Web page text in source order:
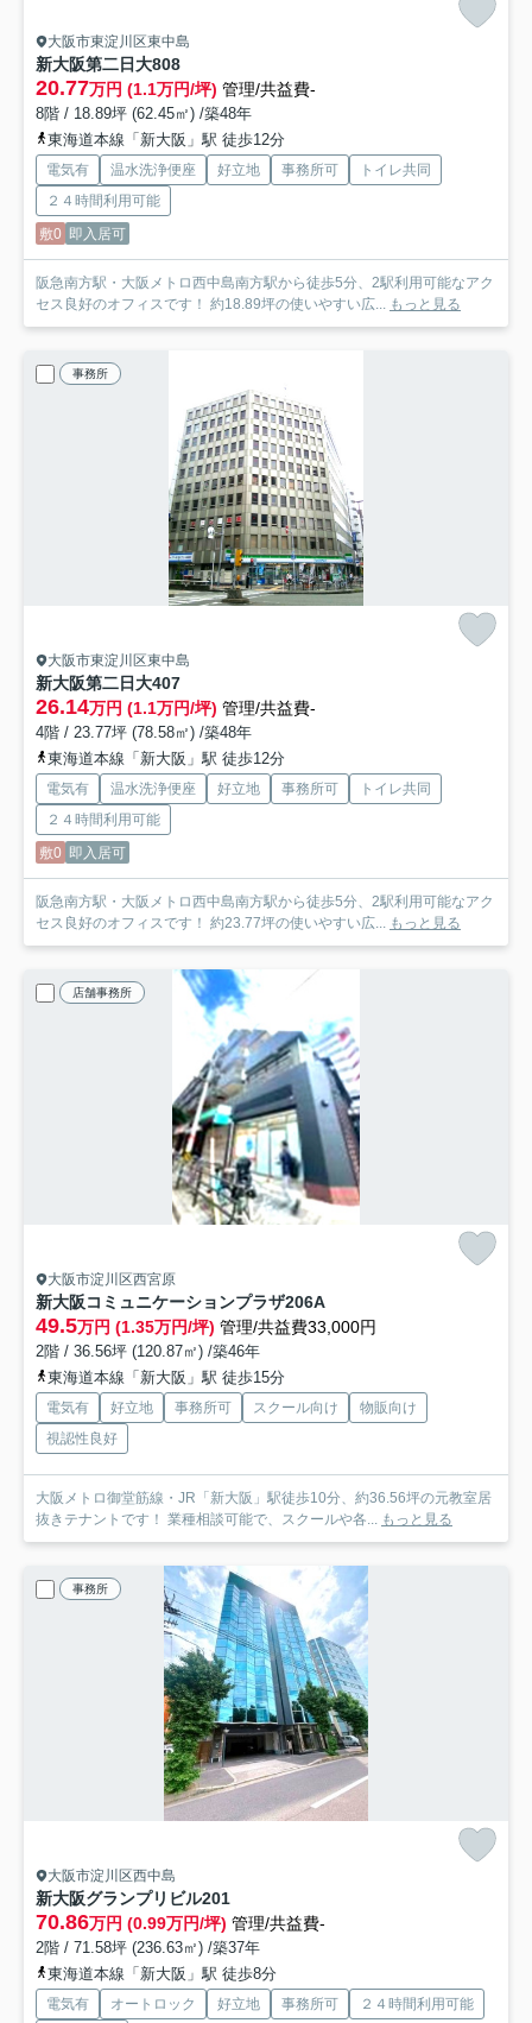
大阪市東淀川区東中島
新大阪第二日大808
20.77万円 (1.1万円/坪) 管理/共益費-
8階 / 18.89坪 (62.45㎡) /築48年
東海道本線「新大阪」駅 徒歩12分
電気有 温水洗浄便座 好立地 事務所可
トイレ共同
２４時間利用可能
敷0 即入居可
阪急南方駅・大阪メトロ西中島南方駅から徒歩5分、2駅利用可能なアク
セス良好のオフィスです！ 約18.89坪の使いやすい広... もっと見る
事務所
大阪市東淀川区東中島
新大阪第二日大407
26.14万円 (1.1万円/坪) 管理/共益費-
4階 / 23.77坪 (78.58㎡) /築48年
東海道本線「新大阪」駅 徒歩12分
電気有 温水洗浄便座 好立地 事務所可
トイレ共同
２４時間利用可能
敷0 即入居可
阪急南方駅・大阪メトロ西中島南方駅から徒歩5分、2駅利用可能なアク
セス良好のオフィスです！ 約23.77坪の使いやすい広... もっと見る
店舗事務所
大阪市淀川区西宮原
新大阪コミュニケーションプラザ206A
49.5万円 (1.35万円/坪) 管理/共益費33,000円
2階 / 36.56坪 (120.87㎡) /築46年
東海道本線「新大阪」駅 徒歩15分
電気有 好立地 事務所可 スクール向け
物販向け
視認性良好
大阪メトロ御堂筋線・JR「新大阪」駅徒歩10分、約36.56坪の元教室居
抜きテナントです！ 業種相談可能で、スクールや各... もっと見る
事務所
大阪市淀川区西中島
新大阪グランプリビル201
70.86万円 (0.99万円/坪) 管理/共益費-
2階 / 71.58坪 (236.63㎡) /築37年
東海道本線「新大阪」駅 徒歩8分
電気有 オートロック 好立地 事務所可 ２４時間利用可能